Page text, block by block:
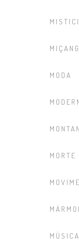
MODA
MORTE
MÚSICA